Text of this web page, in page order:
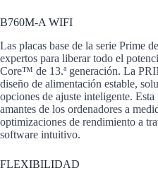
B760M-A WIFI
Las placas base de la serie Prime
expertos para liberar todo el
Core™ de 13.ª generación. La
diseño de alimentación estable,
opciones de ajuste inteligente.
amantes de los ordenadores a
optimizaciones de rendimiento a
software intuitivo.
FLEXIBILIDAD